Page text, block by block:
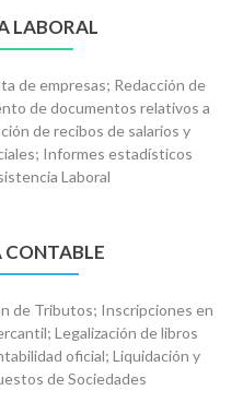
LABORAL
de empresas; Redacción de
de documentos relativos a
de recibos de salarios y
Informes estadísticos
Laboral
CONTABLE
de Tributos; Inscripciones en
Legalización de libros
oficial; Liquidación y
de Sociedades